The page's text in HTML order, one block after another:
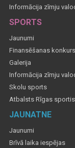
Informācija zīmju
SPORTS
Jaunumi
Finansēšanas
Galerija
Informācija zīmju
Skolu sports
Atbalsts Rīgas
JAUNATNE
Jaunumi
Brīvā laika iespējas